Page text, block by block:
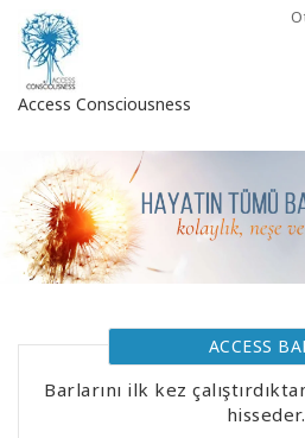
Access Consciousness
Hesabınızda
oturum
açın
Hakkında
Access
ACCESS
Barlarını ilk kez
hisseder.